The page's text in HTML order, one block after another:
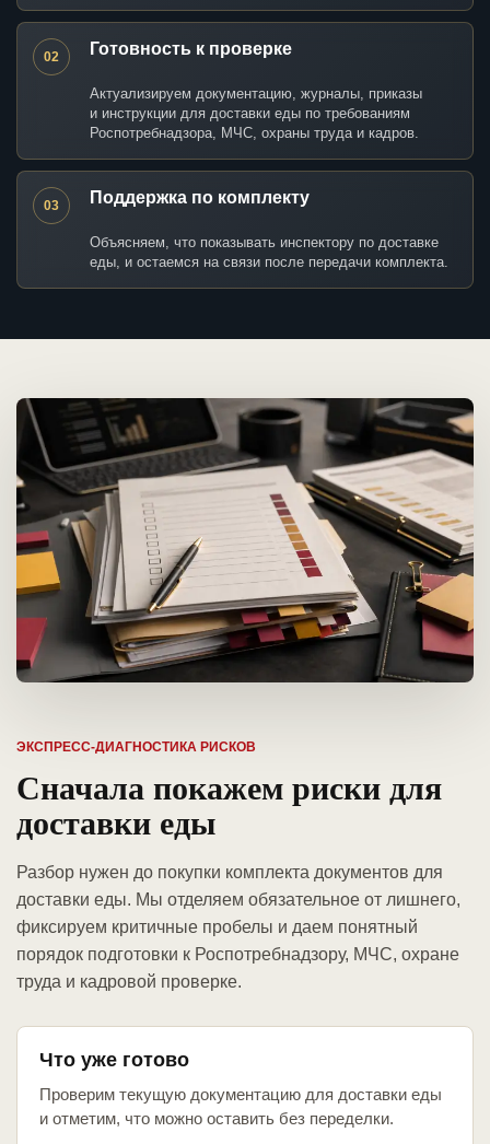
02 Готовность к проверке
Актуализируем документацию, журналы, приказы
и инструкции для доставки еды по требованиям
Роспотребнадзора, МЧС, охраны труда и кадров.
03 Поддержка по комплекту
Объясняем, что показывать инспектору по доставке
еды, и остаемся на связи после передачи комплекта.
ЭКСПРЕСС-ДИАГНОСТИКА РИСКОВ
Сначала покажем риски для
доставки еды
Разбор нужен до покупки комплекта документов для
доставки еды. Мы отделяем обязательное от лишнего,
фиксируем критичные пробелы и даем понятный
порядок подготовки к Роспотребнадзору, МЧС, охране
труда и кадровой проверке.
Что уже готово
Проверим текущую документацию для доставки еды
и отметим, что можно оставить без переделки.